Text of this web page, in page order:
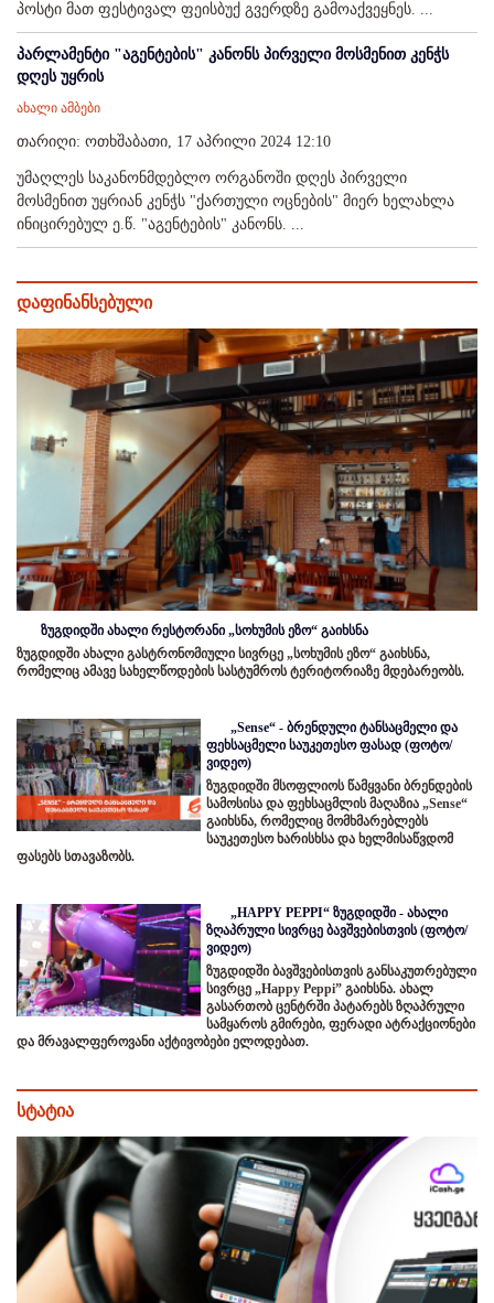
პოსტი მათ ფესტივალ ფეისბუქ გვერდზე გამოაქვეყნეს. ...
პარლამენტი "აგენტების" კანონს პირველი მოსმენით კენჭს
დღეს უყრის
ახალი ამბები
თარიღი: ოთხშაბათი, 17 აპრილი 2024 12:10
უმაღლეს საკანონმდებლო ორგანოში დღეს პირველი
მოსმენით უყრიან კენჭს "ქართული ოცნების" მიერ ხელახლა
ინიცირებულ ე.წ. "აგენტების" კანონს. ...
დაფინანსებული
ზუგდიდში ახალი რესტორანი „სოხუმის ეზო“ გაიხსნა
ზუგდიდში ახალი გასტრონომიული სივრცე „სოხუმის ეზო“ გაიხსნა,
რომელიც ამავე სახელწოდების სასტუმროს ტერიტორიაზე მდებარეობს.
„Sense“ - ბრენდული ტანსაცმელი და
ფეხსაცმელი საუკეთესო ფასად (ფოტო/
ვიდეო)
ზუგდიდში მსოფლიოს წამყვანი ბრენდების
სამოსისა და ფეხსაცმლის მაღაზია „Sense“
გაიხსნა, რომელიც მომხმარებლებს
საუკეთესო ხარისხსა და ხელმისაწვდომ
ფასებს სთავაზობს.
„HAPPY PEPPI“ ზუგდიდში - ახალი
ზღაპრული სივრცე ბავშვებისთვის (ფოტო/
ვიდეო)
ზუგდიდში ბავშვებისთვის განსაკუთრებული
სივრცე „Happy Peppi” გაიხსნა. ახალ
გასართობ ცენტრში პატარებს ზღაპრული
სამყაროს გმირები, ფერადი ატრაქციონები
და მრავალფეროვანი აქტივობები ელოდებათ.
სტატია